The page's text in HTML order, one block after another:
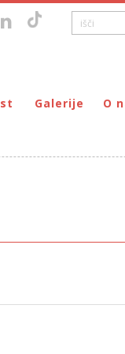
prijateljev
Galerije O